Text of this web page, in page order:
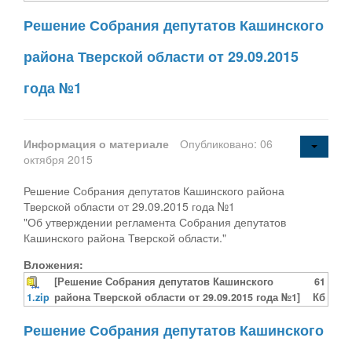
Решение Собрания депутатов Кашинского
района Тверской области от 29.09.2015
года №1
Информация о материале
Опубликовано: 06
октября 2015
Решение Собрания депутатов Кашинского района
Тверской области от 29.09.2015 года №1
"Об утверждении регламента Собрания депутатов
Кашинского района Тверской области."
Вложения:
1.zip
[Решение Собрания депутатов Кашинского
района Тверской области от 29.09.2015 года №1]
61
Кб
Решение Собрания депутатов Кашинского